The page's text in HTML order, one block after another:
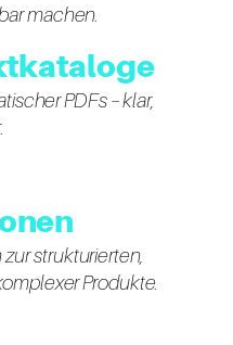
machen.
PDFs – klar,
strukturierten,
Produkte.